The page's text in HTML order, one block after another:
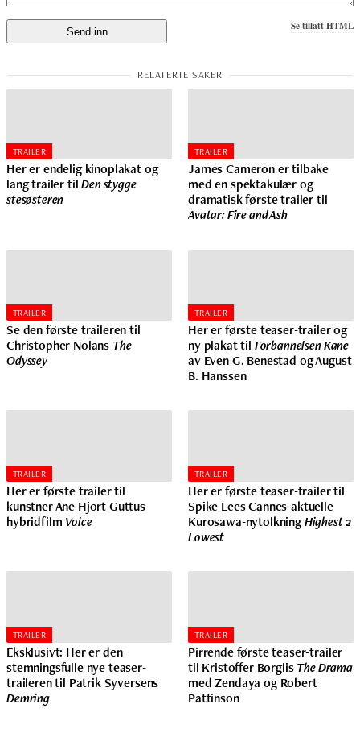
Se tillatt HTML
TRAILER
Her er endelig kinoplakat og
lang trailer tilDen stygge
stesøsteren
TRAILER
James Cameron er tilbake
med en spektakulær og
dramatisk første trailer til
Avatar: Fire and Ash
TRAILER
Se den første traileren til
Christopher Nolans The
Odyssey
TRAILER
Her er første teaser-trailer og
ny plakat til Forbannelsen Kane
av Even G. Benestad og August
B. Hanssen
TRAILER
Her er første trailer til
kunstner Ane Hjort Guttus
hybridfilm Voice
TRAILER
Her er første teaser-trailer til
Spike Lees Cannes-aktuelle
Kurosawa-nytolkningHighest 2
Lowest
TRAILER
Eksklusivt: Her er den
stemningsfulle nye teaser-
traileren til Patrik Syversens
Demring
TRAILER
Pirrende første teaser-trailer
til Kristoffer BorglisThe Drama
med Zendaya og Robert
Pattinson